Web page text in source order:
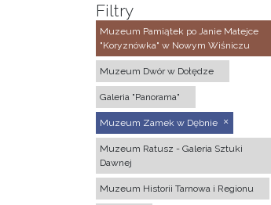
Filtry
Muzeum Pamiątek po Janie Matejce
"Koryznówka" w Nowym Wiśniczu
Muzeum Dwór w Dołędze
Galeria "Panorama"
Muzeum Zamek w Dębnie
Muzeum Ratusz - Galeria Sztuki
Dawnej
Muzeum Historii Tarnowa i Regionu